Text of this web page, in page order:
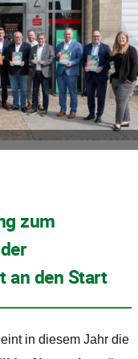
zum
an den Start
in diesem Jahr die